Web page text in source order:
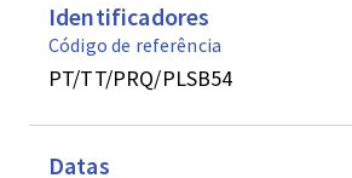
Identificadores
Código de referência
PT/TT/PRQ/PLSB54
Datas